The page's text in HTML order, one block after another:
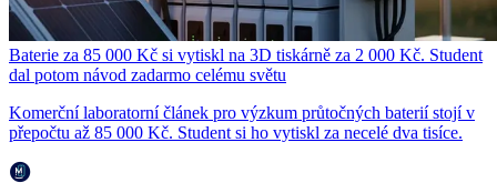
Baterie za 85 000 Kč si vytiskl na 3D tiskárně za 2 000 Kč. Student
dal potom návod zadarmo celému světu
Komerční laboratorní článek pro výzkum průtočných baterií stojí v
přepočtu až 85 000 Kč. Student si ho vytiskl za necelé dva tisíce.